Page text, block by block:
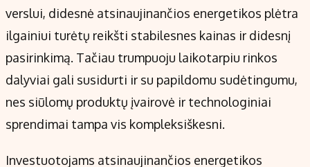
verslui, didesnė atsinaujinančios energetikos plėtra
ilgainiui turėtų reikšti stabilesnes kainas ir didesnį
pasirinkimą. Tačiau trumpuoju laikotarpiu rinkos
dalyviai gali susidurti ir su papildomu sudėtingumu,
nes siūlomų produktų įvairovė ir technologiniai
sprendimai tampa vis kompleksiškesni.
Investuotojams atsinaujinančios energetikos